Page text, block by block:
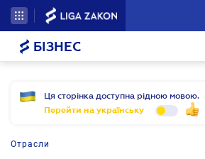
БІЗНЕС
Ця сторінка доступна рідною мовою.
Перейти на українську
Отрасли